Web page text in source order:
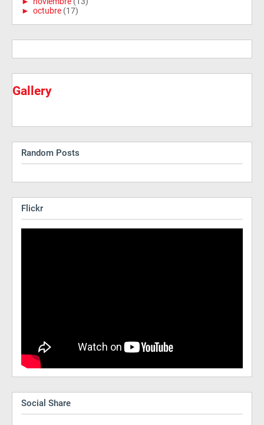
► octubre (17)
Gallery
Random Posts
Flickr
Social Share